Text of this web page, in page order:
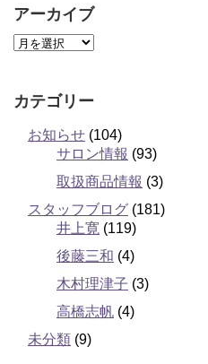
アーカイブ
カテゴリー
お知らせ (104)
サロン情報 (93)
取扱商品情報 (3)
スタッフブログ (181)
井上寛 (119)
後藤三和 (4)
木村理津子 (3)
高橋志帆 (4)
未分類 (9)